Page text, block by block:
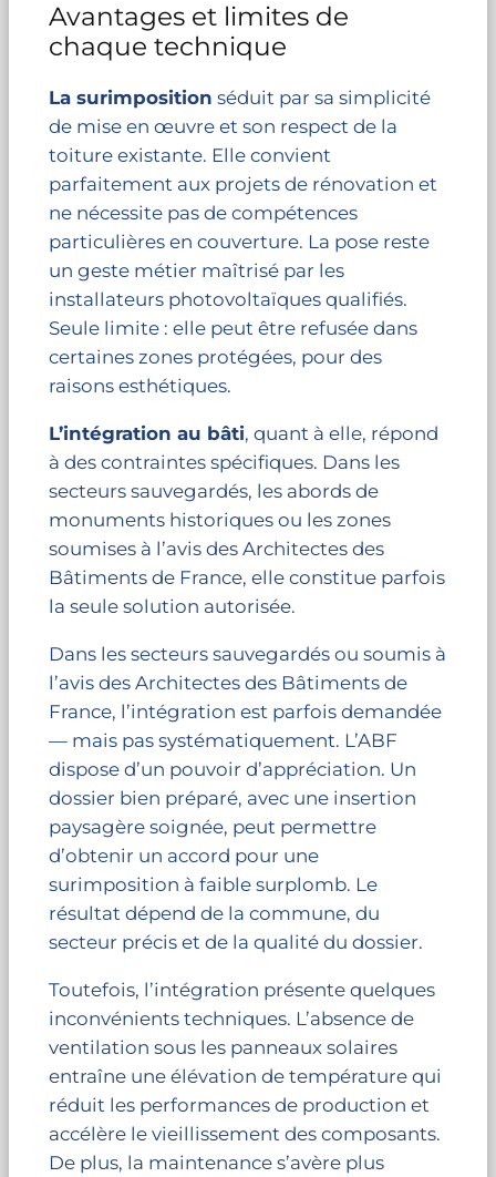
Avantages et limites de
chaque technique
La surimposition séduit par sa simplicité
de mise en œuvre et son respect de la
toiture existante. Elle convient
parfaitement aux projets de rénovation et
ne nécessite pas de compétences
particulières en couverture. La pose reste
un geste métier maîtrisé par les
installateurs photovoltaïques qualifiés.
Seule limite : elle peut être refusée dans
certaines zones protégées, pour des
raisons esthétiques.
L’intégration au bâti, quant à elle, répond
à des contraintes spécifiques. Dans les
secteurs sauvegardés, les abords de
monuments historiques ou les zones
soumises à l’avis des Architectes des
Bâtiments de France, elle constitue parfois
la seule solution autorisée.
Dans les secteurs sauvegardés ou soumis à
l’avis des Architectes des Bâtiments de
France, l’intégration est parfois demandée
— mais pas systématiquement. L’ABF
dispose d’un pouvoir d’appréciation. Un
dossier bien préparé, avec une insertion
paysagère soignée, peut permettre
d’obtenir un accord pour une
surimposition à faible surplomb. Le
résultat dépend de la commune, du
secteur précis et de la qualité du dossier.
Toutefois, l’intégration présente quelques
inconvénients techniques. L’absence de
ventilation sous les panneaux solaires
entraîne une élévation de température qui
réduit les performances de production et
accélère le vieillissement des composants.
De plus, la maintenance s’avère plus